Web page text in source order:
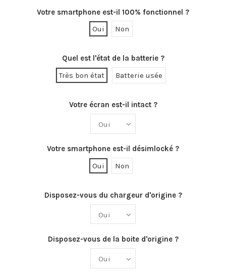
Votre smartphone est-il 100% fonctionnel ?
Oui
Non
Quel est l'état de la batterie ?
Très bon état
Batterie usée
Votre écran est-il intact ?
Votre smartphone est-il désimlocké ?
Oui
Non
Disposez-vous du chargeur d'origine ?
Disposez-vous de la boite d'origine ?